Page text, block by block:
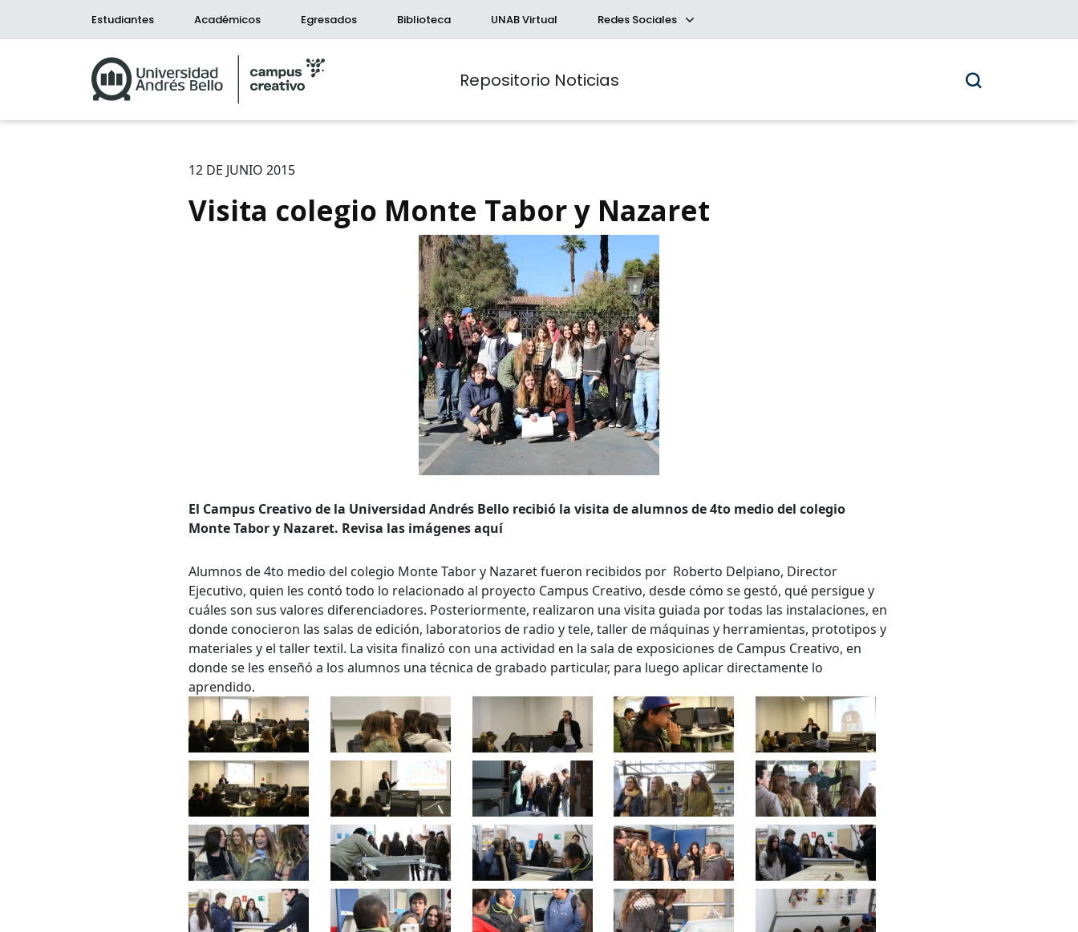
Estudiantes Académicos Egresados Biblioteca UNAB Virtual Redes Sociales
Repositorio Noticias
12 DE JUNIO 2015
Visita colegio Monte Tabor y Nazaret
El Campus Creativo de la Universidad Andrés Bello recibió la visita de alumnos de 4to medio del colegio
Monte Tabor y Nazaret. Revisa las imágenes aquí
Alumnos de 4to medio del colegio Monte Tabor y Nazaret fueron recibidos por Roberto Delpiano, Director
Ejecutivo, quien les contó todo lo relacionado al proyecto Campus Creativo, desde cómo se gestó, qué persigue y
cuáles son sus valores diferenciadores. Posteriormente, realizaron una visita guiada por todas las instalaciones, en
donde conocieron las salas de edición, laboratorios de radio y tele, taller de máquinas y herramientas, prototipos y
materiales y el taller textil. La visita finalizó con una actividad en la sala de exposiciones de Campus Creativo, en
donde se les enseñó a los alumnos una técnica de grabado particular, para luego aplicar directamente lo
aprendido.
Búsqueda Avanzada
Carrera
Palabra clave
Desde...